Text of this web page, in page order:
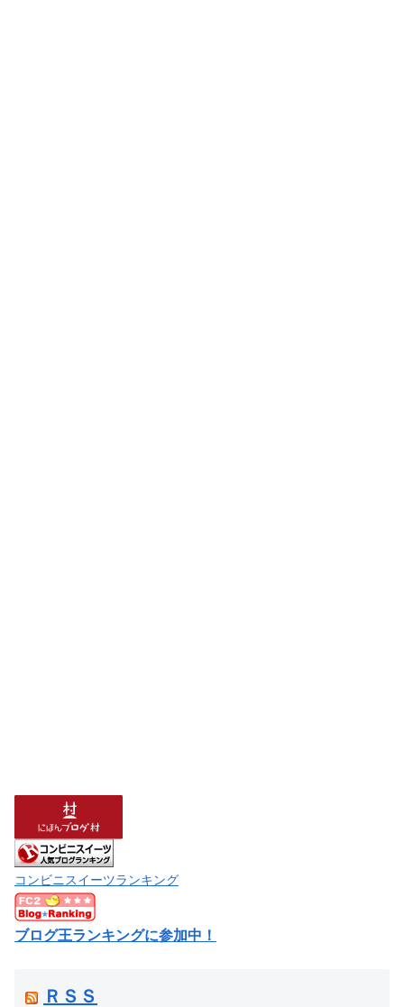
コンビニスイーツランキング
ブログ王ランキングに参加中！
ＲＳＳ